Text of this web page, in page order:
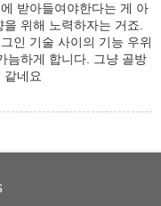
받아들여야한다는 게 아
위해 노력하자는 거죠.
인 기술 사이의 기능 우위
늠하게 합니다. 그냥 골방
같네요